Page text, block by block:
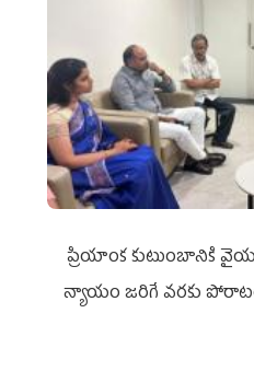
ప్రియాంక కుటుంబానికి
న్యాయం జరిగే వరకు